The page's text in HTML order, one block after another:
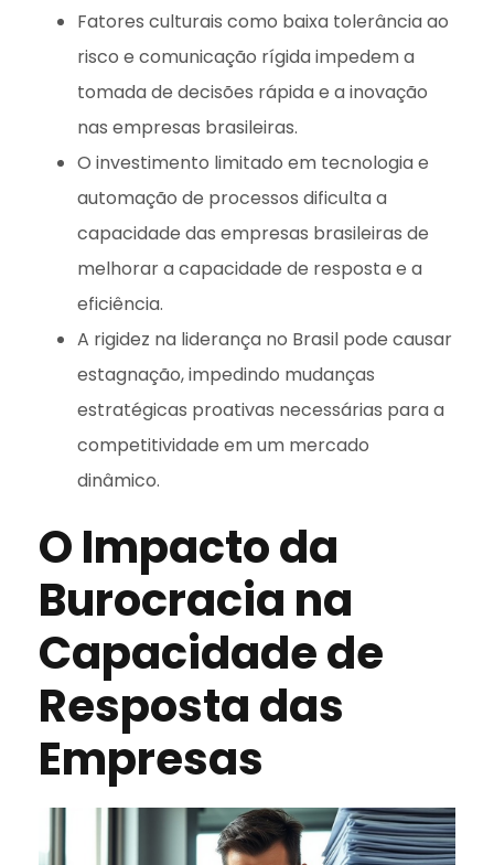
Fatores culturais como baixa tolerância ao
risco e comunicação rígida impedem a
tomada de decisões rápida e a inovação
nas empresas brasileiras.
O investimento limitado em tecnologia e
automação de processos dificulta a
capacidade das empresas brasileiras de
melhorar a capacidade de resposta e a
eficiência.
A rigidez na liderança no Brasil pode causar
estagnação, impedindo mudanças
estratégicas proativas necessárias para a
competitividade em um mercado
dinâmico.
O Impacto da
Burocracia na
Capacidade de
Resposta das
Empresas